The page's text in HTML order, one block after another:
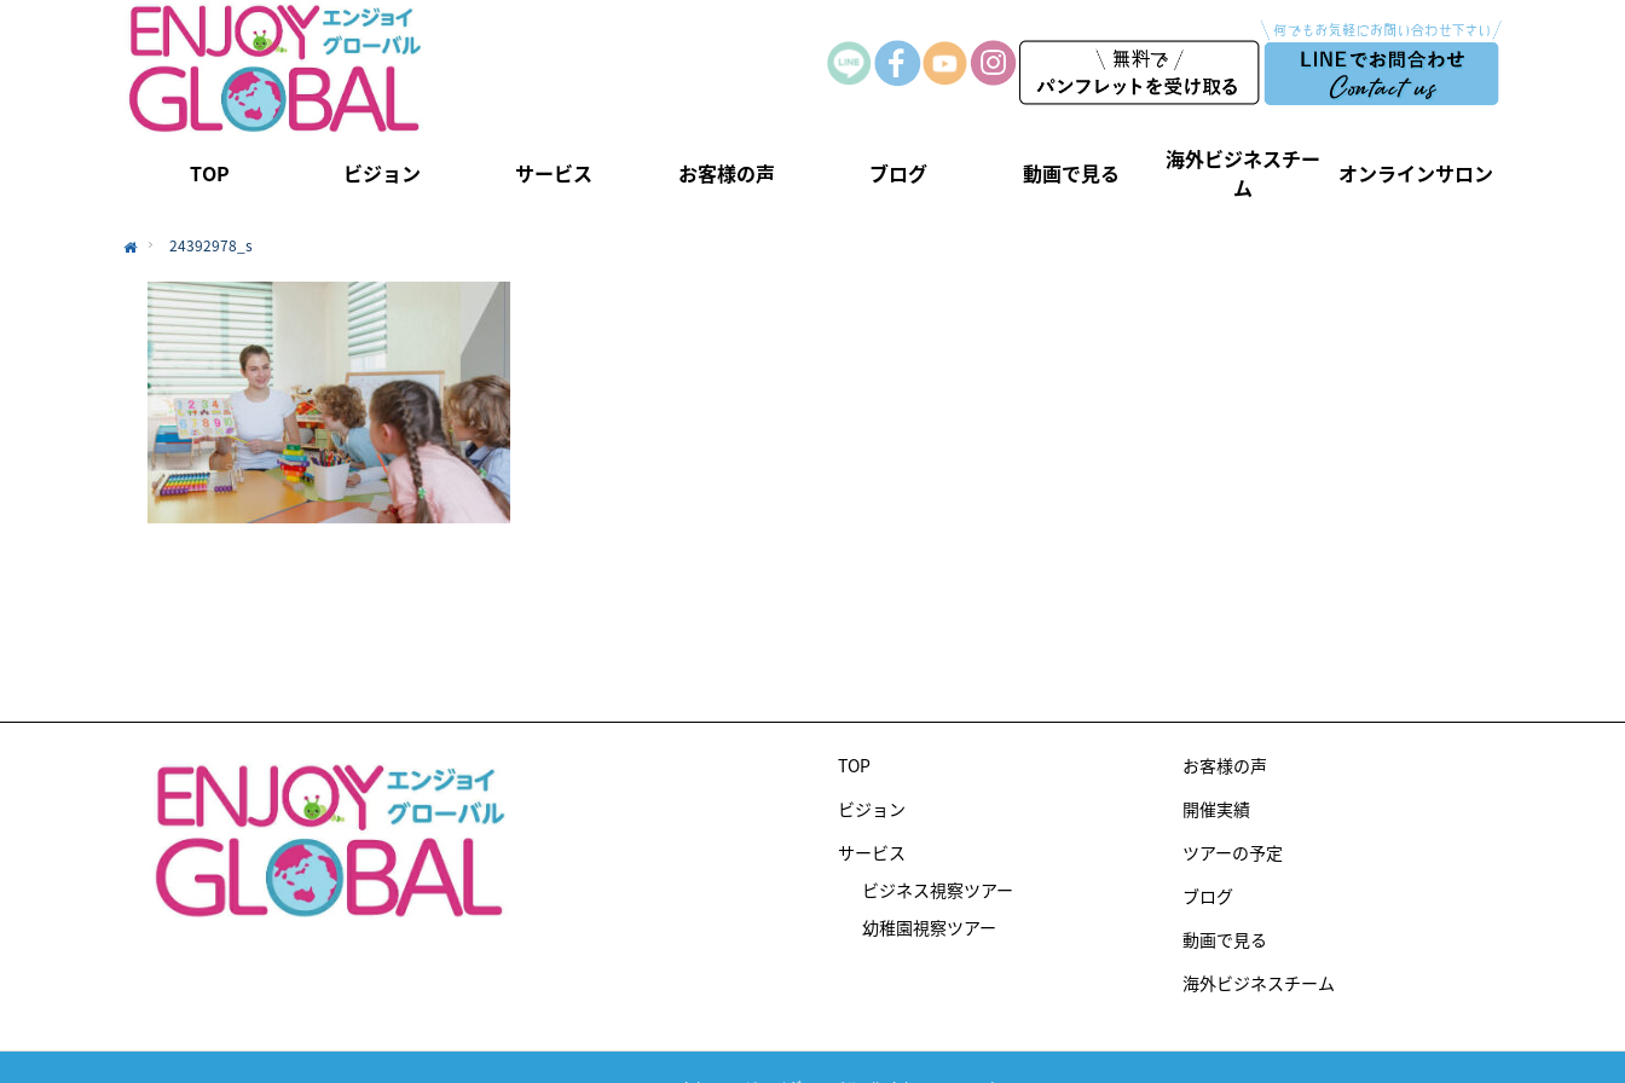
TOP ビジョン サービス お客様の声 ブログ 動画で見る
海外ビジネスチー
ム
オンラインサロン
24392978_s
TOP
ビジョン
サービス
ビジネス視察ツアー
幼稚園視察ツアー
お客様の声
開催実績
ツアーの予定
ブログ
動画で見る
海外ビジネスチーム